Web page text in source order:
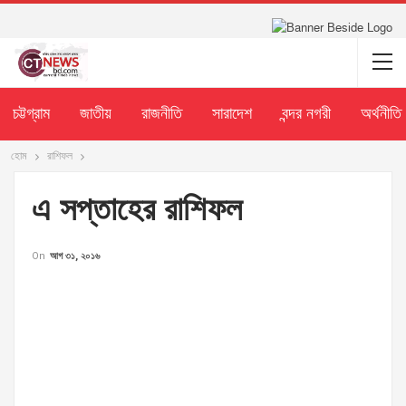
চট্টগ্রাম জাতীয় রাজনীতি সারাদেশ বন্দর নগরী অর্থনীতি
হোম রাশিফল
এ সপ্তাহের রাশিফল
On আগ ৩১, ২০১৬